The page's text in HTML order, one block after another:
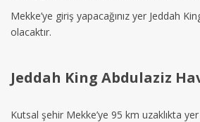
Mekke’ye giriş yapacağınız yer Jeddah
olacaktır.
Jeddah King Abdulaziz
Kutsal şehir Mekke’ye 95 km uzaklıkta